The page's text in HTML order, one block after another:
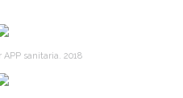
sanitaria. 2018